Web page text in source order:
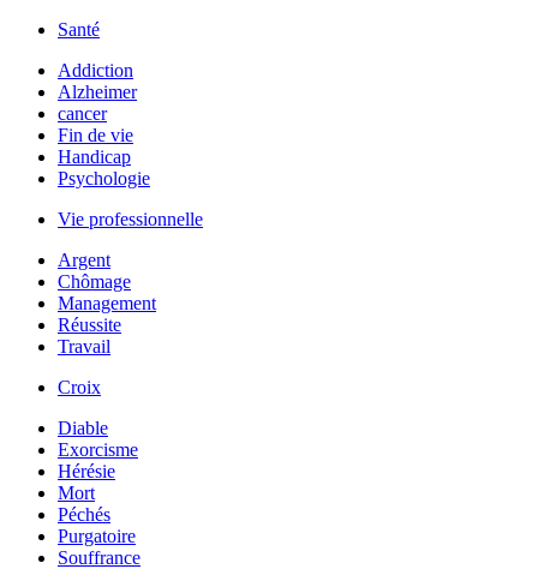
Santé
Addiction
Alzheimer
cancer
Fin de vie
Handicap
Psychologie
Vie professionnelle
Argent
Chômage
Management
Réussite
Travail
Croix
Diable
Exorcisme
Hérésie
Mort
Péchés
Purgatoire
Souffrance